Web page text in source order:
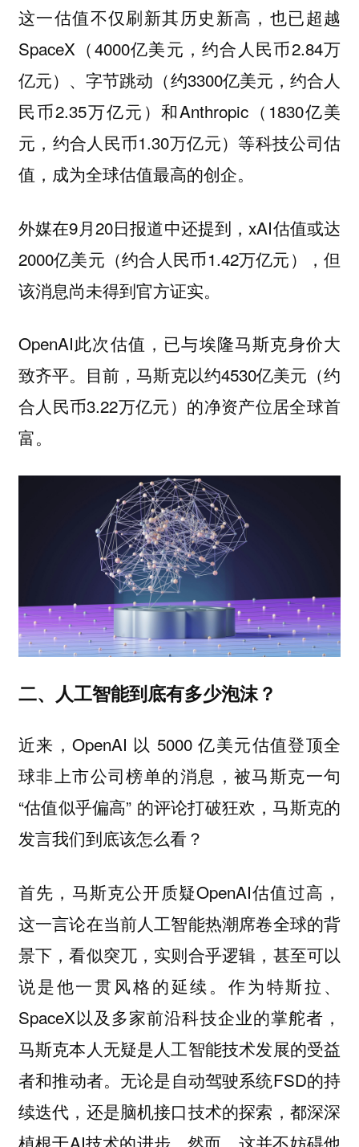
这一估值不仅刷新其历史新高，也已超越
SpaceX（4000亿美元，约合人民币2.84万
亿元）、字节跳动（约3300亿美元，约合人
民币2.35万亿元）和Anthropic（1830亿美
元，约合人民币1.30万亿元）等科技公司估
值，成为全球估值最高的创企。
外媒在9月20日报道中还提到，xAI估值或达
2000亿美元（约合人民币1.42万亿元），但
该消息尚未得到官方证实。
OpenAI此次估值，已与埃隆马斯克身价大
致齐平。目前，马斯克以约4530亿美元（约
合人民币3.22万亿元）的净资产位居全球首
富。
二、人工智能到底有多少泡沫？
近来，OpenAI 以 5000 亿美元估值登顶全
球非上市公司榜单的消息，被马斯克一句
“估值似乎偏高” 的评论打破狂欢，马斯克的
发言我们到底该怎么看？
首先，马斯克公开质疑OpenAI估值过高，
这一言论在当前人工智能热潮席卷全球的背
景下，看似突兀，实则合乎逻辑，甚至可以
说是他一贯风格的延续。作为特斯拉、
SpaceX以及多家前沿科技企业的掌舵者，
马斯克本人无疑是人工智能技术发展的受益
者和推动者。无论是自动驾驶系统FSD的持
续迭代，还是脑机接口技术的探索，都深深
植根于AI技术的进步。然而，这并不妨碍他